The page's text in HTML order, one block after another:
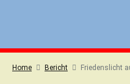
p
Home Bericht Friedenslicht